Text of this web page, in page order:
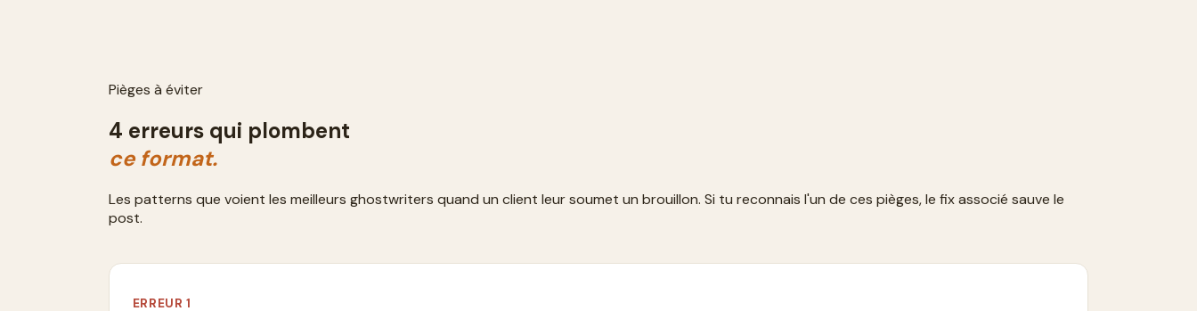
Pièges à éviter
4 erreurs qui plombent
ce format.
Les patterns que voient les meilleurs ghostwriters quand un client leur soumet un brouillon. Si tu reconnais l'un de ces pièges, le fix associé sauve le
post.
ERREUR1